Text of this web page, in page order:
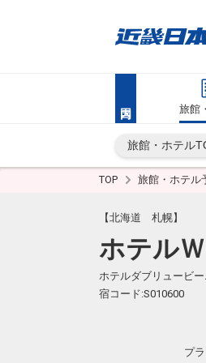
旅館
旅館・ホテル
TOP 旅館・ホテル
【北海道 札幌】
ホテル
ホテルダブリュービ
宿コード:S010600
プ